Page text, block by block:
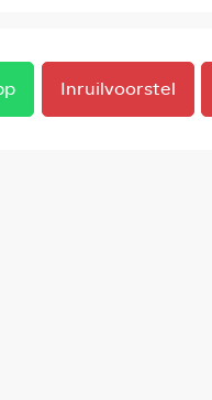
Inruilvoorstel